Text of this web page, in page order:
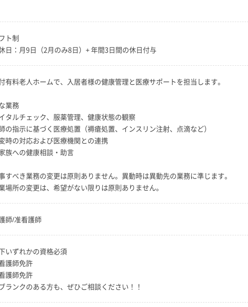
ト制
日：月9日（2月のみ8日）+ 年間3日間の休日付与
有料老人ホームで、入居者様の健康管理と医療サポートを担当します。
業務
タルチェック、服薬管理、健康状態の観察
の指示に基づく医療処置（褥瘡処置、インスリン注射、点滴など）
時の対応および医療機関との連携
族への健康相談・助言
すべき業務の変更は原則ありません。異動時は異動先の業務に準じます。
場所の変更は、希望がない限りは原則ありません。
師/准看護師
いずれかの資格必須
護師免許
護師免許
ランクのある方も、ぜひご相談ください！！